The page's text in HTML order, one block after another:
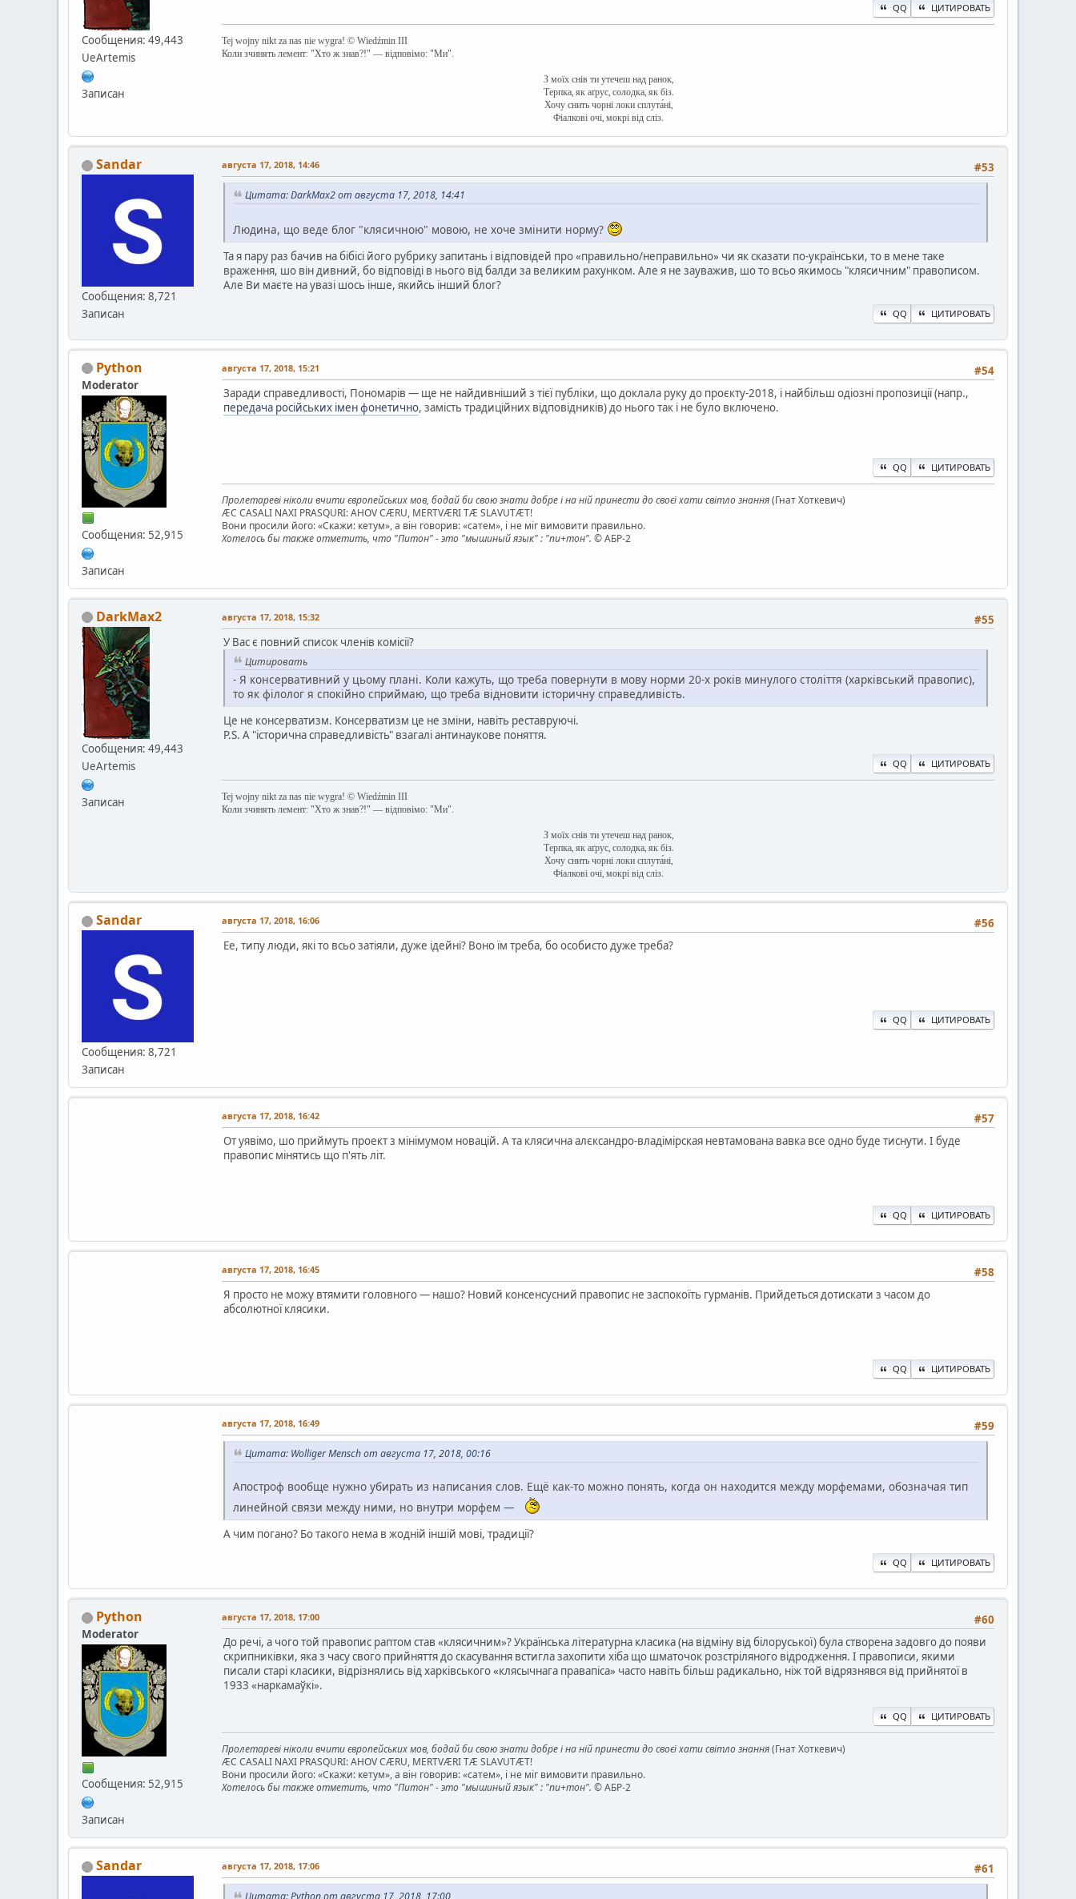
Сообщения: 49,443
UeArtemis
Записан
QQ ЦИТИРОВАТЬ
Tej wojny nikt za nas nie wygra! © Wiedźmin III
Коли зчинять лемент: "Хто ж знав?!" — відповімо: "Ми".
З моїх снів ти утечеш над ранок,
Терпка, як аґрус, солодка, як біз.
Хочу снить чорні локи сплута́ні,
Фіалкові очі, мокрі від сліз.
Sandar
Сообщения: 8,721
Записан
#53
августа 17, 2018, 14:46
Цитата: DarkMax2 от августа 17, 2018, 14:41
Людина, що веде блог "клясичною" мовою, не хоче змінити норму?
Та я пару раз бачив на бібісі його рубрику запитань і відповідей про «правильно/неправильно» чи як сказати по-українськи, то в мене таке
враження, шо він дивний, бо відповіді в нього від балди за великим рахунком. Але я не зауважив, шо то всьо якимось "клясичним" правописом.
Але Ви маєте на увазі шось інше, якийсь інший блог?
QQ ЦИТИРОВАТЬ
Python
Moderator
Сообщения: 52,915
Записан
#54
августа 17, 2018, 15:21
Заради справедливості, Пономарів — ще не найдивніший з тієї публіки, що доклала руку до проєкту-2018, і найбільш одіозні пропозиції (напр.,
передача російських імен фонетично, замість традиційних відповідників) до нього так і не було включено.
QQ ЦИТИРОВАТЬ
Пролетареві ніколи вчити європейських мов, бодай би свою знати добре і на ній принести до своєї хати світло знання(Гнат Хоткевич)
ÆC CASALI NAXI PRASQURI: AHOV CÆRU, MERTVÆRI TÆ SLAVUTÆT!
Вони просили його: «Скажи: кетум», а він говорив: «сатем», і не міг вимовити правильно.
Хотелось бы также отметить, что "Питон" - это "мышиный язык" : "пи+тон". © АБР-2
DarkMax2
Сообщения: 49,443
UeArtemis
Записан
#55
августа 17, 2018, 15:32
У Вас є повний список членів комісії?
Цитировать
- Я консервативний у цьому плані. Коли кажуть, що треба повернути в мову норми 20-х років минулого століття (харківський правопис),
то як філолог я спокійно сприймаю, що треба відновити історичну справедливість.
Це не консерватизм. Консерватизм це не зміни, навіть реставруючі.
P.S. А "історична справедливість" взагалі антинаукове поняття.
QQ ЦИТИРОВАТЬ
Tej wojny nikt za nas nie wygra! © Wiedźmin III
Коли зчинять лемент: "Хто ж знав?!" — відповімо: "Ми".
З моїх снів ти утечеш над ранок,
Терпка, як аґрус, солодка, як біз.
Хочу снить чорні локи сплута́ні,
Фіалкові очі, мокрі від сліз.
Sandar
Сообщения: 8,721
Записан
#56
августа 17, 2018, 16:06
Ее, типу люди, які то всьо затіяли, дуже ідейні? Воно їм треба, бо особисто дуже треба?
QQ ЦИТИРОВАТЬ
#57
августа 17, 2018, 16:42
От уявімо, шо приймуть проект з мінімумом новацій. А та клясична алєксандро-владімірская невтамована вавка все одно буде тиснути. І буде
правопис мінятись що п'ять літ.
QQ ЦИТИРОВАТЬ
#58
августа 17, 2018, 16:45
Я просто не можу втямити головного — нашо? Новий консенсусний правопис не заспокоїть гурманів. Прийдеться дотискати з часом до
абсолютної клясики.
QQ ЦИТИРОВАТЬ
#59
августа 17, 2018, 16:49
Цитата: Wolliger Mensch от августа 17, 2018, 00:16
Апостроф вообще нужно убирать из написания слов. Ещё как-то можно понять, когда он находится между морфемами, обозначая тип
линейной связи между ними, но внутри морфем —
А чим погано? Бо такого нема в жодній іншій мові, традиції?
QQ ЦИТИРОВАТЬ
Python
Moderator
Сообщения: 52,915
Записан
#60
августа 17, 2018, 17:00
До речі, а чого той правопис раптом став «клясичним»? Українська літературна класика (на відміну від білоруської) була створена задовго до появи
скрипниківки, яка з часу свого прийняття до скасування встигла захопити хіба що шматочок розстріляного відродження. І правописи, якими
писали старі класики, відрізнялись від харківського «клясычнага правапіса» часто навіть більш радикально, ніж той відрязнявся від прийнятої в
1933 «наркамаўкі».
QQ ЦИТИРОВАТЬ
Пролетареві ніколи вчити європейських мов, бодай би свою знати добре і на ній принести до своєї хати світло знання(Гнат Хоткевич)
ÆC CASALI NAXI PRASQURI: AHOV CÆRU, MERTVÆRI TÆ SLAVUTÆT!
Вони просили його: «Скажи: кетум», а він говорив: «сатем», і не міг вимовити правильно.
Хотелось бы также отметить, что "Питон" - это "мышиный язык" : "пи+тон". © АБР-2
Sandar #61
августа 17, 2018, 17:06
Цитата: Python от августа 17, 2018, 17:00